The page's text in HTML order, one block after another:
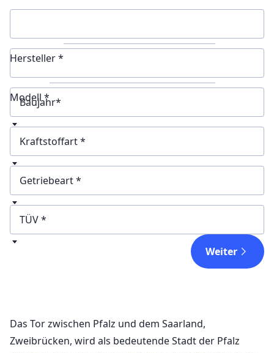
Hersteller *
Modell *
Baujahr
Kraftstoffart
Getriebeart
Weiter
Das Tor zwischen Pfalz und dem Saarland,
Zweibrücken, wird als bedeutende Stadt der Pfalz